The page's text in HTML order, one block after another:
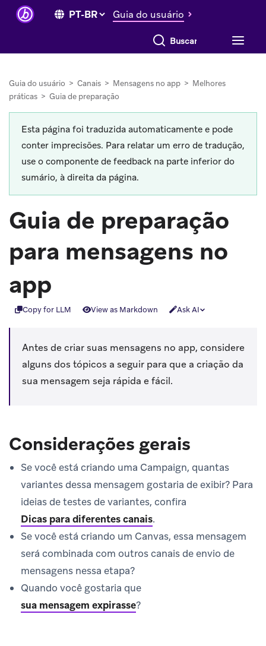
Guia do usuário
Buscar tudo
Guia do usuário > Canais > Mensagens no app > Melhores
práticas > Guia de preparação
Esta página foi traduzida automaticamente e pode
conter imprecisões. Para relatar um erro de tradução,
use o componente de feedback na parte inferior do
sumário, à direita da página.
Guia de preparação
para mensagens no
app
Copy for LLM View as Markdown Ask AI
Antes de criar suas mensagens no app, considere
alguns dos tópicos a seguir para que a criação da
sua mensagem seja rápida e fácil.
Considerações gerais
Se você está criando uma Campaign, quantas
variantes dessa mensagem gostaria de exibir? Para
ideias de testes de variantes, confira
Dicas para diferentes canais.
Se você está criando um Canvas, essa mensagem
será combinada com outros canais de envio de
mensagens nessa etapa?
Quando você gostaria que
sua mensagem expirasse?